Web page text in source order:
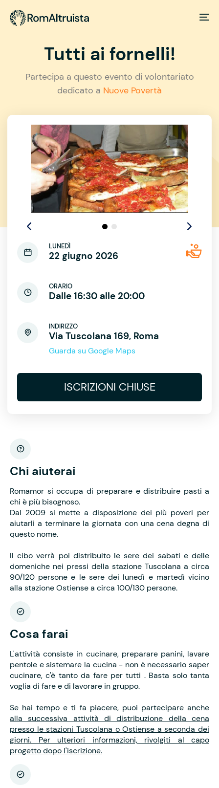
Tutti ai fornelli!
Partecipa a questo evento di volontariato
dedicato a Nuove Povertà
LUNEDÌ
22 giugno 2026
ORARIO
Dalle 16:30 alle 20:00
INDIRIZZO
Via Tuscolana 169, Roma
Guarda su Google Maps
ISCRIZIONI CHIUSE
Chi aiuterai
Romamor si occupa di preparare e distribuire pasti a
chi è più bisognoso.
Dal 2009 si mette a disposizione dei più poveri per
aiutarli a terminare la giornata con una cena degna di
questo nome.
Il cibo verrà poi distribuito le sere dei sabati e delle
domeniche nei pressi della stazione Tuscolana a circa
90/120 persone e le sere dei lunedì e martedì vicino
alla stazione Ostiense a circa 100/130 persone.
Cosa farai
L'attività consiste in cucinare, preparare panini, lavare
pentole e sistemare la cucina - non è necessario saper
cucinare, c'è tanto da fare per tutti . Basta solo tanta
voglia di fare e di lavorare in gruppo.
Se hai tempo e ti fa piacere, puoi partecipare anche
alla successiva attività di distribuzione della cena
presso le stazioni Tuscolana o Ostiense a seconda dei
giorni. Per ulteriori informazioni, rivolgiti al capo
progetto dopo l'iscrizione.